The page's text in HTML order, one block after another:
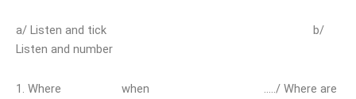
a/ Listen and tick b/
Listen and number
1. Where when …../ Where are